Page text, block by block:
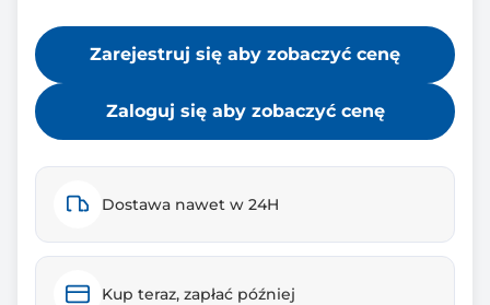
Zarejestruj się aby zobaczyć cenę
Zaloguj się aby zobaczyć cenę
Dostawa nawet w 24H
Kup teraz, zapłać później